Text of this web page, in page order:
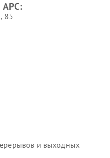
85
и выходных